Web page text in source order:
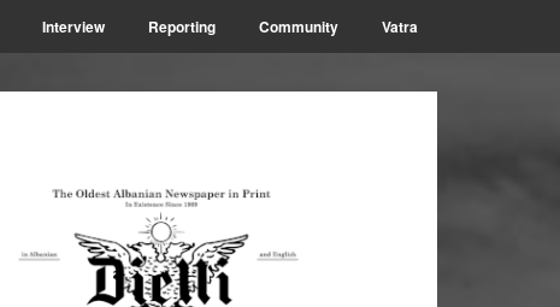
Interview Reporting Community Vatra